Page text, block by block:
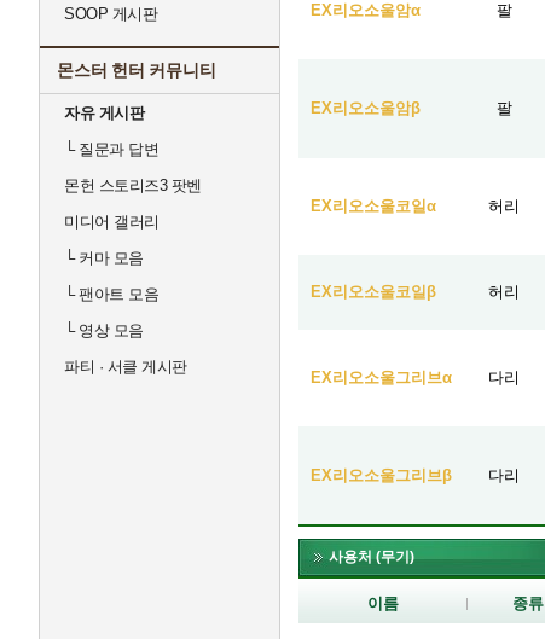
SOOP 게시판
몬스터 헌터 커뮤니티
자유 게시판
└질문과 답변
몬헌 스토리즈3 팟벤
미디어 갤러리
└커마 모음
└팬아트 모음
└영상 모음
파티 · 서클 게시판
EX리오소울암α 팔
EX리오소울암β 팔
EX리오소울코일α 허리
EX리오소울코일β 허리
EX리오소울그리브α 다리
EX리오소울그리브β 다리
사용처 (무기)
이름 종류